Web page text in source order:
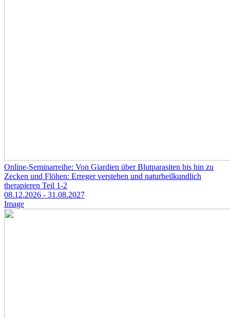
Online-Seminarreihe: Von Giardien über Blutparasiten bis hin zu
Zecken und Flöhen: Erreger verstehen und naturheilkundlich
therapieren Teil 1-2
08.12.2026 - 31.08.2027
Image